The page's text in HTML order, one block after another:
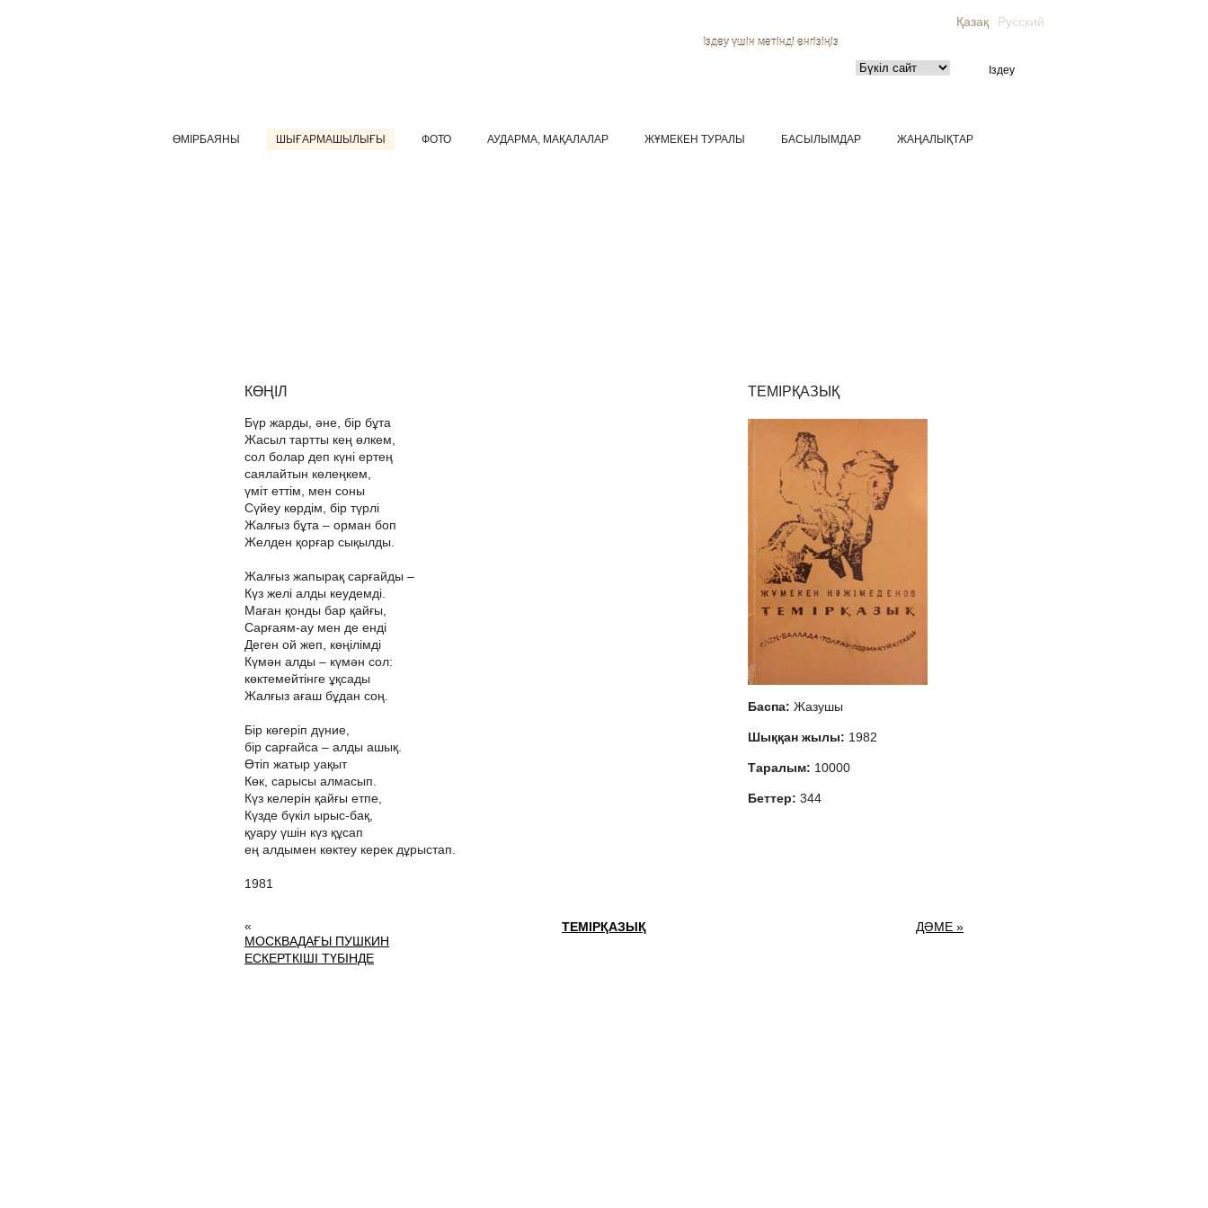
Қазақ Русский
Іздеу үшін мәтінді енгізіңіз
ӨМІРБАЯНЫ ШЫҒАРМАШЫЛЫҒЫ ФОТО АУДАРМА, МАҚАЛАЛАР ЖҰМЕКЕН ТУРАЛЫ БАСЫЛЫМДАР ЖАҢАЛЫҚТАР
КӨҢІЛ
Бүр жарды, әне, бір бұта
Жасыл тартты кең өлкем,
сол болар деп күні ертең
саялайтын көлеңкем,
үміт еттім, мен соны
Сүйеу көрдім, бір түрлі
Жалғыз бұта – орман боп
Желден қорғар сықылды.
Жалғыз жапырақ сарғайды –
Күз желі алды кеудемді.
Маған қонды бар қайғы,
Сарғаям-ау мен де енді
Деген ой жеп, көңілімді
Күмән алды – күмән сол:
көктемейтінге ұқсады
Жалғыз ағаш бұдан соң.
Бір көгеріп дүние,
бір сарғайса – алды ашық.
Өтіп жатыр уақыт
Көк, сарысы алмасып.
Күз келерін қайғы етпе,
Күзде бүкіл ырыс-бақ,
қуару үшін күз құсап
ең алдымен көктеу керек дұрыстап.
1981
ТЕМІРҚАЗЫҚ
Баспа: Жазушы
Шыққан жылы: 1982
Таралым: 10000
Беттер: 344
«
МОСКВАДАҒЫ ПУШКИН
ЕСКЕРТКІШІ ТҮБІНДЕ
ТЕМІРҚАЗЫҚ ДӘМЕ »